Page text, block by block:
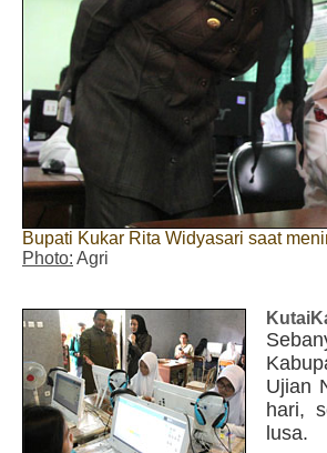
Bupati Kukar Rita Widyasari saat
Photo: Agri
Ujian
hari,
lusa.